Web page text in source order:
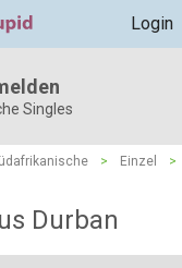
Login
Singles
> Einzel
>
Durban